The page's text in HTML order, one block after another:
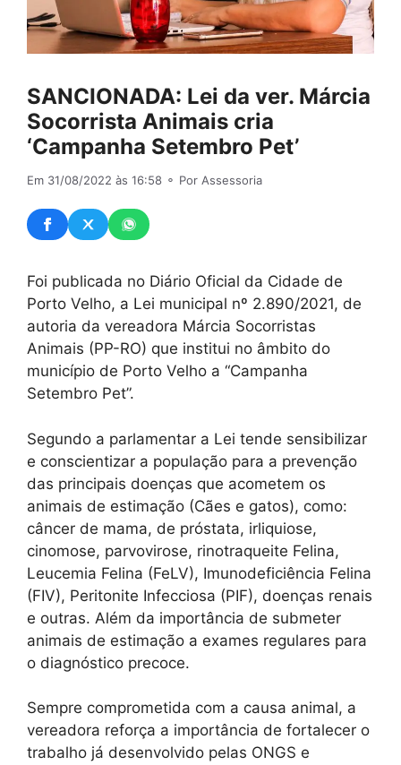
SANCIONADA: Lei da ver. Márcia
Socorrista Animais cria
‘Campanha Setembro Pet’
Em 31/08/2022 às 16:58 ⚬ Por Assessoria
Foi publicada no Diário Oficial da Cidade de
Porto Velho, a Lei municipal nº 2.890/2021, de
autoria da vereadora Márcia Socorristas
Animais (PP-RO) que institui no âmbito do
município de Porto Velho a “Campanha
Setembro Pet”.
Segundo a parlamentar a Lei tende sensibilizar
e conscientizar a população para a prevenção
das principais doenças que acometem os
animais de estimação (Cães e gatos), como:
câncer de mama, de próstata, irliquiose,
cinomose, parvovirose, rinotraqueite Felina,
Leucemia Felina (FeLV), Imunodeficiência Felina
(FIV), Peritonite Infecciosa (PIF), doenças renais
e outras. Além da importância de submeter
animais de estimação a exames regulares para
o diagnóstico precoce.
Sempre comprometida com a causa animal, a
vereadora reforça a importância de fortalecer o
trabalho já desenvolvido pelas ONGS e